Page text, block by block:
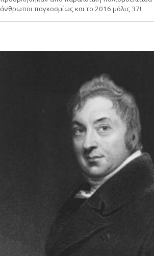
άνθρωποι παγκοσμίως και το 2016 μόλις 37!